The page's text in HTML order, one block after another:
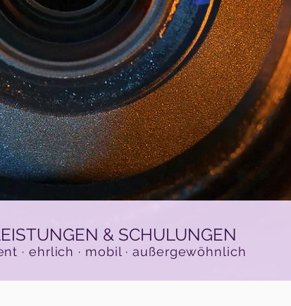
& SCHULUNGEN
· ehrlich · mobil · außergewöhnlich